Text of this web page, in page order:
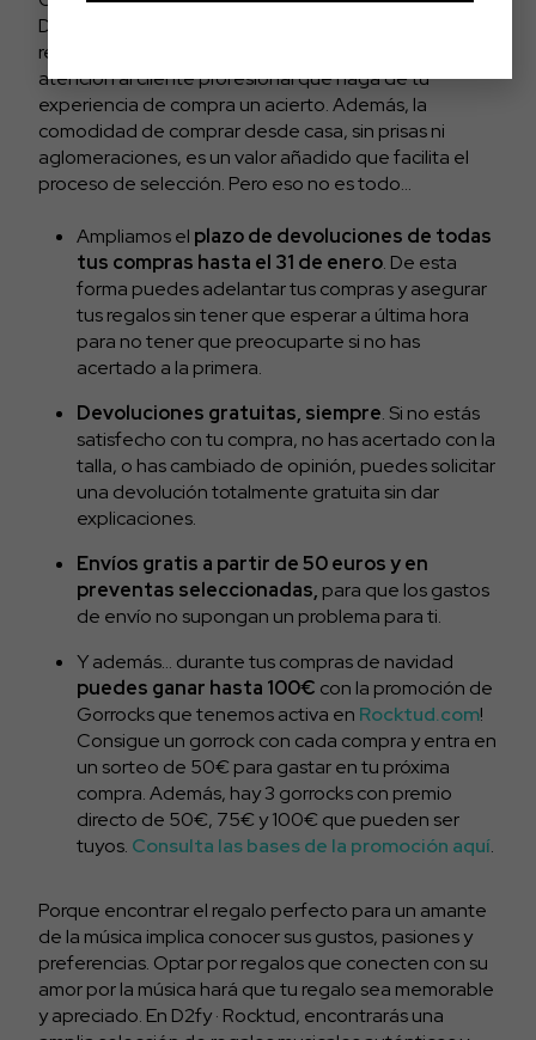
D2fy · Rocktud, es una garantía de encontrar un
regalo de gran calidad y contar con un servicio de
atención al cliente profesional que haga de tu
experiencia de compra un acierto. Además, la
comodidad de comprar desde casa, sin prisas ni
aglomeraciones, es un valor añadido que facilita el
proceso de selección. Pero eso no es todo…
Ampliamos el plazo de devoluciones de todas
tus compras hasta el 31 de enero. De esta
forma puedes adelantar tus compras y asegurar
tus regalos sin tener que esperar a última hora
para no tener que preocuparte si no has
acertado a la primera.
Devoluciones gratuitas, siempre. Si no estás
satisfecho con tu compra, no has acertado con la
talla, o has cambiado de opinión, puedes solicitar
una devolución totalmente gratuita sin dar
explicaciones.
Envíos gratis a partir de 50 euros y en
preventas seleccionadas, para que los gastos
de envío no supongan un problema para ti.
Y además… durante tus compras de navidad
puedes ganar hasta 100€ con la promoción de
Gorrocks que tenemos activa en Rocktud.com!
Consigue un gorrock con cada compra y entra en
un sorteo de 50€ para gastar en tu próxima
compra. Además, hay 3 gorrocks con premio
directo de 50€, 75€ y 100€ que pueden ser
tuyos. Consulta las bases de la promoción aquí.
Porque encontrar el regalo perfecto para un amante
de la música implica conocer sus gustos, pasiones y
preferencias. Optar por regalos que conecten con su
amor por la música hará que tu regalo sea memorable
y apreciado. En D2fy · Rocktud, encontrarás una